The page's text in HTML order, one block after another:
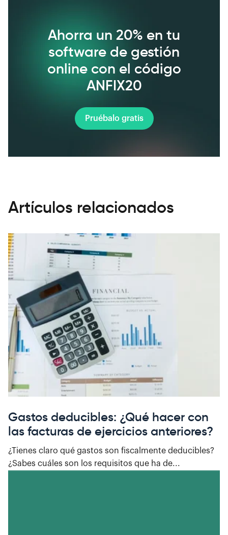
Ahorra un 20% en tu
software de gestión
online con el código
ANFIX20
Pruébalo gratis
Artículos relacionados
Gastos deducibles: ¿Qué hacer con
las facturas de ejercicios anteriores?
¿Tienes claro qué gastos son fiscalmente deducibles?
¿Sabes cuáles son los requisitos que ha de...